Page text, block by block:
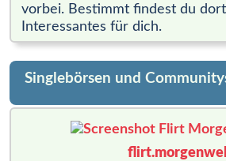
vorbei. Bestimmt findest du
Interessantes für dich.
Singlebörsen und